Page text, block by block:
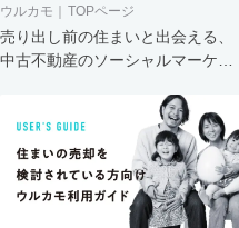
ウルカモ｜TOPページ
売り出し前の住まいと出会える、
中古不動産のソーシャルマーケッ